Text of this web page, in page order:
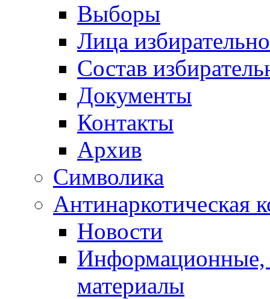
Выборы
Лица
Состав
Документы
Контакты
Архив
Символика
Антинаркотическая
Новости
Информационные,
материалы